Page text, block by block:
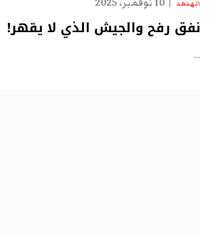
الهدهد
نفق رفح والجيش الذي لا يقهر!
…